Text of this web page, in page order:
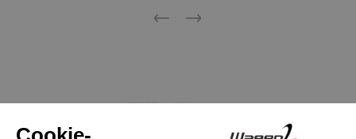
ZurückWeiter